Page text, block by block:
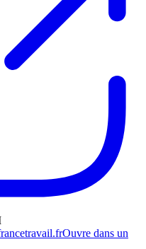
Ouvre dans un